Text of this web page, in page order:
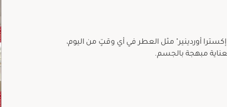
أوردينير" مثل العطر في أي وقتٍ من اليوم،
مبهجة بالجسم.